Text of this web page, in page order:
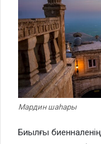
Мардин шаһары
Биылғы